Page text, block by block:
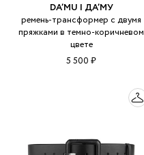
DA’MU | ДА’МУ
ремень-трансформер с двумя
пряжками в темно-коричневом
цвете
5 500 ₽